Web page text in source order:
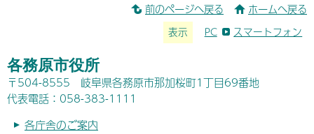
前のページへ戻る ホームへ戻る
表示 PC スマートフォン
各務原市役所
〒504-8555 岐阜県各務原市那加桜町1丁目69番地
代表電話：058-383-1111
各庁舎のご案内